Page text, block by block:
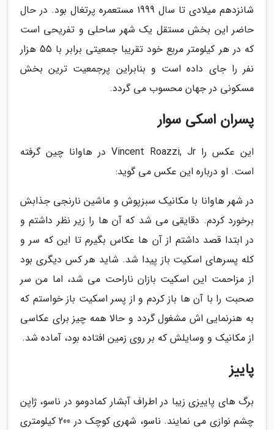
شانزدهم میلادی تا سال 1999 مستعمره پرتغال بود. در حال
حاضر این بخش مستقل یک شهر ساحلی و تفریحی است
که در هر کیلومتر مربع خود تقریبا جمعیتی برابر با 55 هزار
نفر را جای داده است و بنابراین پرجمعیت ترین بخش
مسکونی در جهان محسوب می گردد.
پسران اسکی سوار
این عکس را Vincent Roazzi, Jr در هاوانا چین گرفته
است. او درباره این عکس می گوید:
در شهر هاوانا با مکانیک سبزپوش و ماشین نارنجی جذابش
برخورد کردم. دقایقی می شد که آن ها را زیر نظر داشتم و
در ابتدا قصد داشتم از آن ها عکاس بگیرم تا این که سر و
کله پسرهای اسکیت باز پیدا شد. شاید هر کس دیگری بود
از مزاحمت این اسکیت بازان ناراحت می شد، اما من سر
صحبت را با آن ها باز کردم و از پسر اسکیت باز خواستم که
به هنرنمایی اش مشغول گردد و حالا همه چیز برای عکاسی
از مکانیک و وسایلش که بر روی زمین افتاده بود، آماده شد.
پاییز
برگ های پاییزی زیبا در اطراف آبشار کمادومو در ناسو، ژاپن
چشم نوازی می نمایند. ناسو، شهری کوچک در 200 کیلومتری